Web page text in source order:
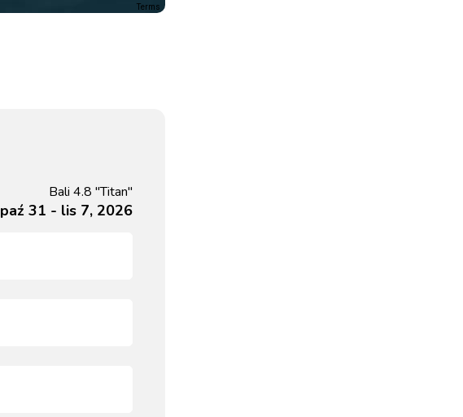
Terms
Bali 4.8 "Titan"
paź 31 - lis 7, 2026